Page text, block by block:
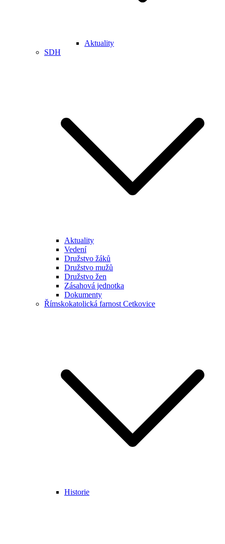
Aktuality
SDH
Aktuality
Vedení
Družstvo žáků
Družstvo mužů
Družstvo žen
Zásahová jednotka
Dokumenty
Římskokatolická farnost Cetkovice
Historie